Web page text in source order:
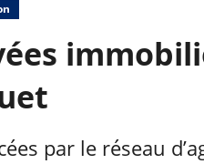
par le réseau